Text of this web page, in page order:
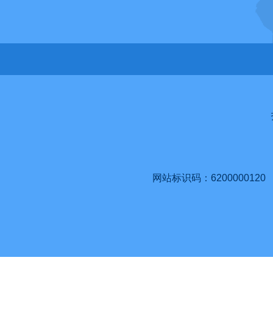
网站标识码：6200000120